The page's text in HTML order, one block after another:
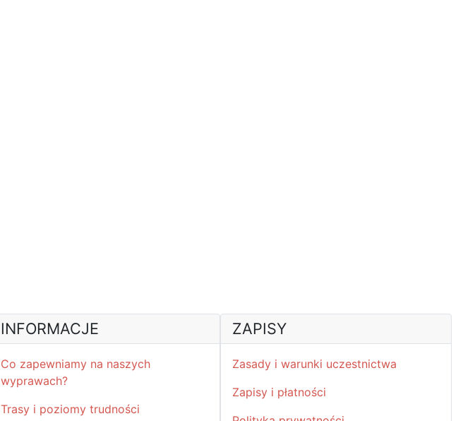
INFORMACJE
Co zapewniamy na naszych
wyprawach?
Trasy i poziomy trudności
ZAPISY
Zasady i warunki uczestnictwa
Zapisy i płatności